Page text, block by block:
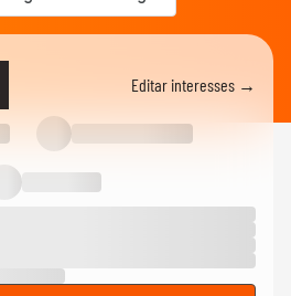
Editar interesses →